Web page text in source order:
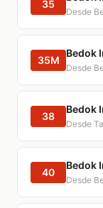
35
Desde
35M
Bedok
Desde
38
Bedok
Desde
40
Bedok
Desde